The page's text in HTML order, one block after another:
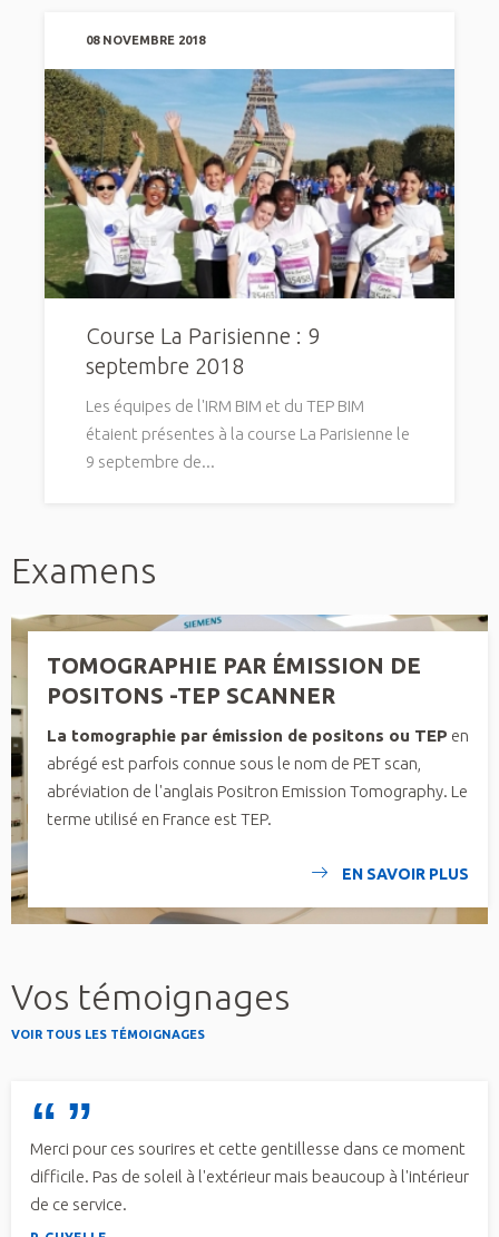
08 NOVEMBRE 2018
Course La Parisienne : 9
septembre 2018
Les équipes de l'IRM BIM et du TEP BIM
étaient présentes à la course La Parisienne le
9 septembre de...
Examens
TOMOGRAPHIE PAR ÉMISSION DE
POSITONS -TEP SCANNER
La tomographie par émission de positons ou TEP en
abrégé est parfois connue sous le nom de PET scan,
abréviation de l'anglais Positron Emission Tomography. Le
terme utilisé en France est TEP.
EN SAVOIR PLUS
Vos témoignages
VOIR TOUS LES TÉMOIGNAGES
Merci pour ces sourires et cette gentillesse dans ce moment
difficile. Pas de soleil à l'extérieur mais beaucoup à l'intérieur
de ce service.